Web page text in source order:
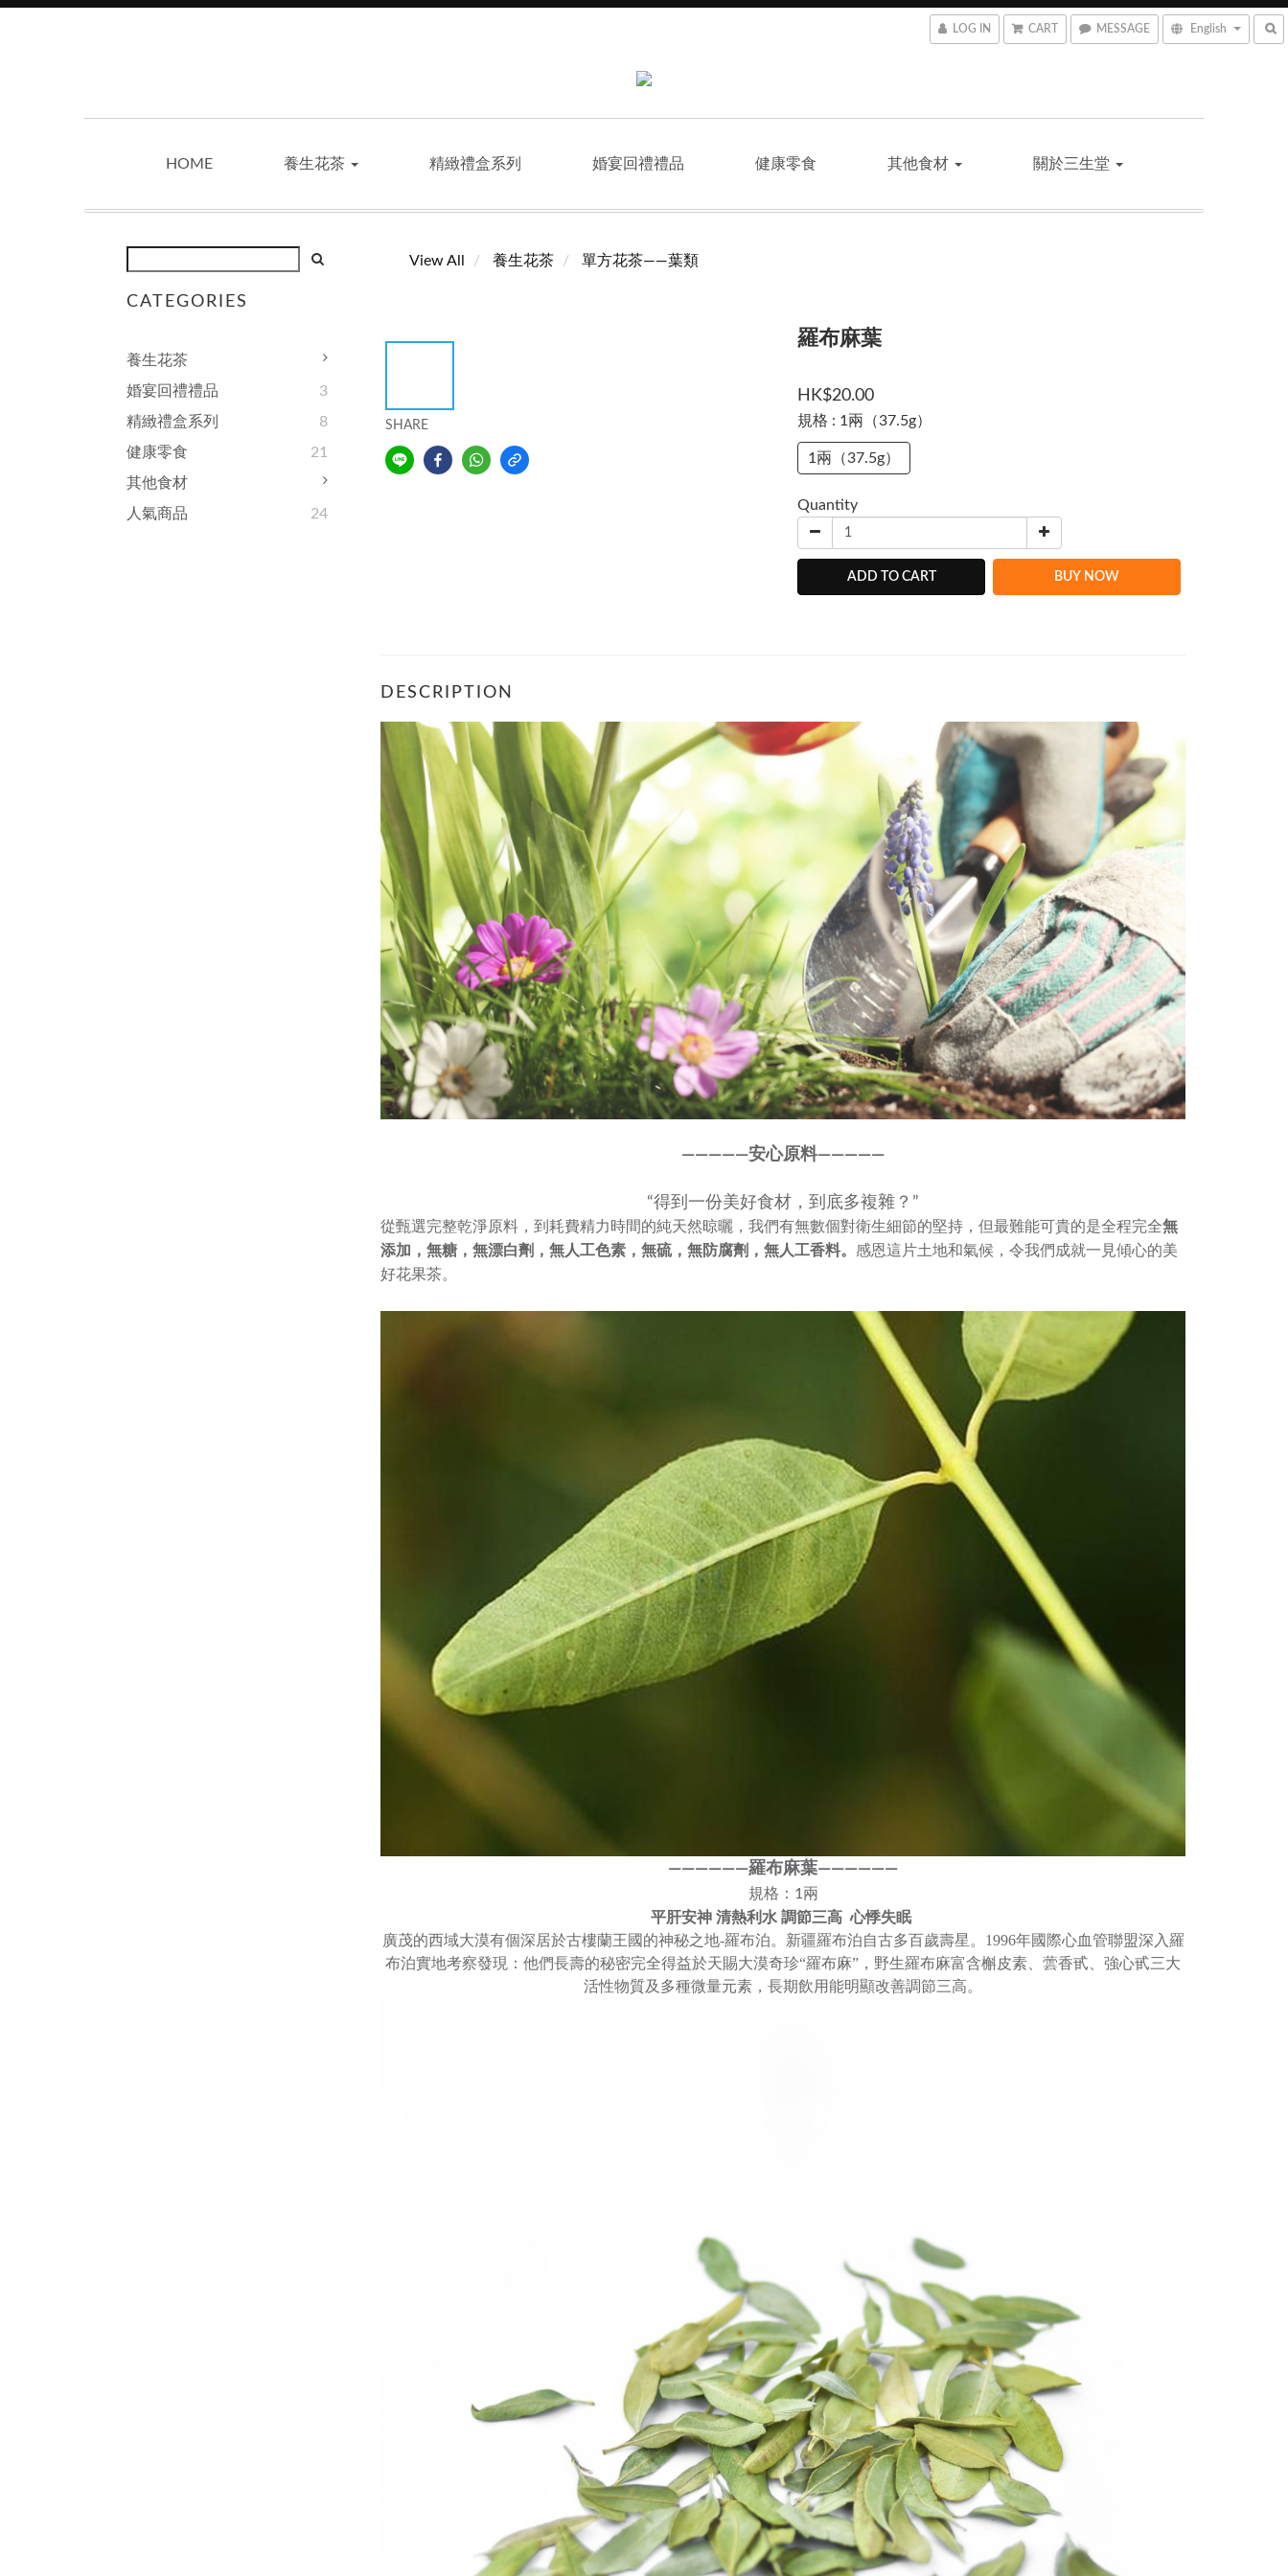
LOG IN CART MESSAGE English
HOME 養生花茶 精緻禮盒系列 婚宴回禮禮品 健康零食 其他食材 關於三生堂
CATEGORIES
養生花茶
婚宴回禮禮品
3
精緻禮盒系列
8
健康零食
21
其他食材
人氣商品
24
View All 養生花茶 單方花茶——葉類
SHARE
羅布麻葉
HK$20.00
規格 : 1兩（37.5g）
1兩（37.5g）
Quantity
ADD TO CART BUY NOW
DESCRIPTION
—————安心原料—————
“得到一份美好食材，到底多複雜？”
從甄選完整乾淨原料，到耗費精力時間的純天然晾曬，我們有無數個對衛生細節的堅持，但最難能可貴的是全程完全無
添加， 無糖，無漂白劑，無人工色素， 無硫，無防腐劑，無人工香料。 感恩這片土地和氣候，令我們成就一見傾心的美
好花果茶。
——————羅布麻葉——————
規格：1兩
平肝安神 清熱利水 調節三高 心悸失眠
廣茂的西域大漠有個深居於古樓蘭王國的神秘之地-羅布泊。新疆羅布泊自古多百歲壽星。1996年國際心血管聯盟深入羅
布泊實地考察發現：他們長壽的秘密完全得益於天賜大漠奇珍“羅布麻”，野生羅布麻富含槲皮素、蕓香甙、強心甙三大
活性物質及多種微量元素，長期飲用能明顯改善調節三高。